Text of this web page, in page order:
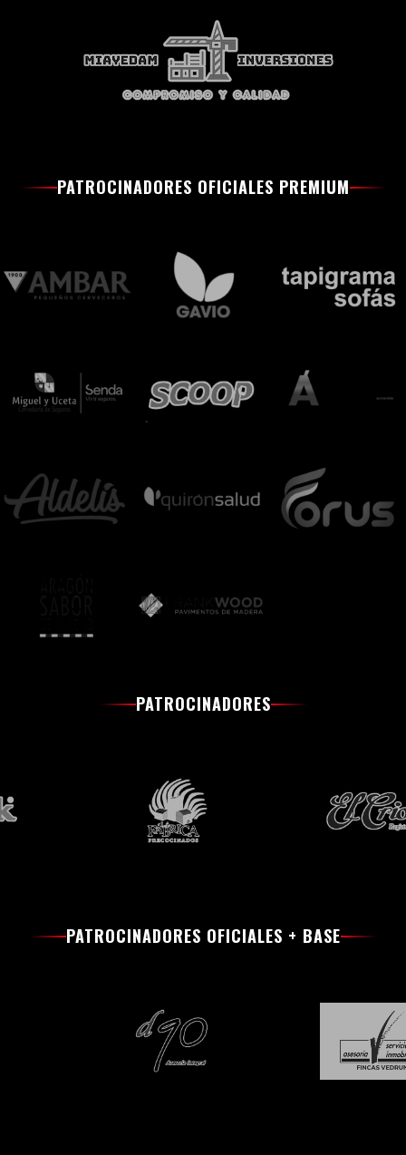
PATROCINADORES OFICIALES PREMIUM
PATROCINADORES
PATROCINADORES OFICIALES + BASE